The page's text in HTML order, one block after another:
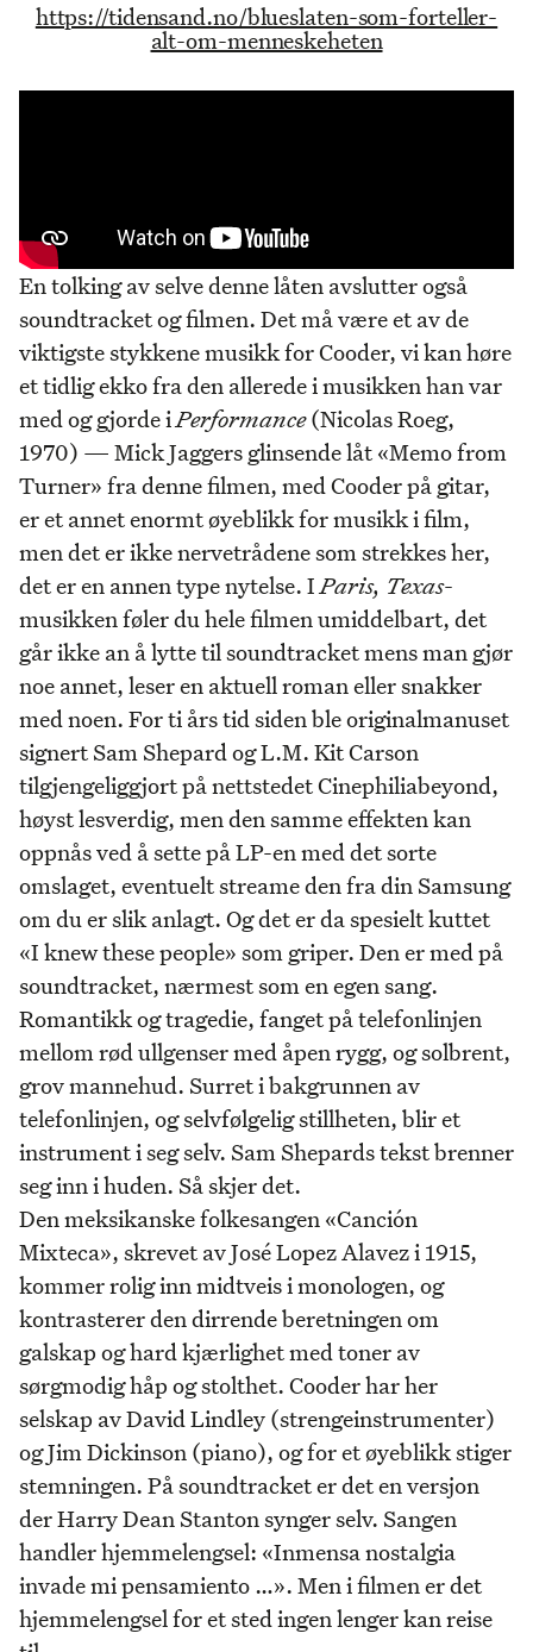
https://tidensand.no/blueslaten-som-forteller-
alt-om-menneskeheten
En tolking av selve denne låten avslutter også
soundtracket og filmen. Det må være et av de
viktigste stykkene musikk for Cooder, vi kan høre
et tidlig ekko fra den allerede i musikken han var
med og gjorde iPerformance(Nicolas Roeg,
1970) — Mick Jaggers glinsende låt «Memo from
Turner» fra denne filmen, med Cooder på gitar,
er et annet enormt øyeblikk for musikk i film,
men det er ikke nervetrådene som strekkes her,
det er en annen type nytelse. IParis, Texas-
musikken føler du hele filmen umiddelbart, det
går ikke an å lytte til soundtracket mens man gjør
noe annet, leser en aktuell roman eller snakker
med noen. For ti års tid siden ble originalmanuset
signert Sam Shepard og L.M. Kit Carson
tilgjengeliggjort på nettstedet Cinephiliabeyond,
høyst lesverdig, men den samme effekten kan
oppnås ved å sette på LP-en med det sorte
omslaget, eventuelt streame den fra din Samsung
om du er slik anlagt. Og det er da spesielt kuttet
«I knew these people» som griper. Den er med på
soundtracket, nærmest som en egen sang.
Romantikk og tragedie, fanget på telefonlinjen
mellom rød ullgenser med åpen rygg, og solbrent,
grov mannehud. Surret i bakgrunnen av
telefonlinjen, og selvfølgelig stillheten, blir et
instrument i seg selv. Sam Shepards tekst brenner
seg inn i huden. Så skjer det.
Den meksikanske folkesangen «Canción
Mixteca», skrevet av José Lopez Alavez i 1915,
kommer rolig inn midtveis i monologen, og
kontrasterer den dirrende beretningen om
galskap og hard kjærlighet med toner av
sørgmodig håp og stolthet. Cooder har her
selskap av David Lindley (strengeinstrumenter)
og Jim Dickinson (piano), og for et øyeblikk stiger
stemningen. På soundtracket er det en versjon
der Harry Dean Stanton synger selv. Sangen
handler hjemmelengsel: «Inmensa nostalgia
invade mi pensamiento …». Men i filmen er det
hjemmelengsel for et sted ingen lenger kan reise